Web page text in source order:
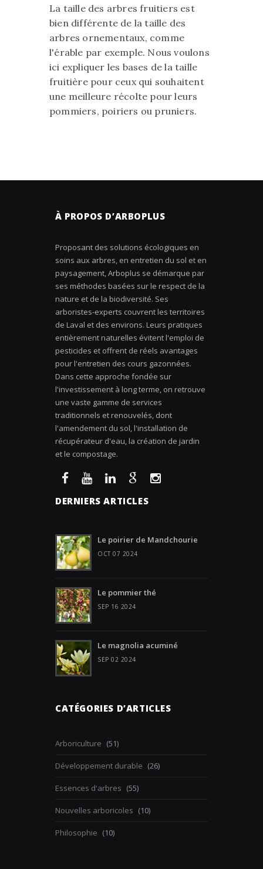
La taille des arbres fruitiers est
bien différente de la taille des
arbres ornementaux, comme
l'érable par exemple. Nous voulons
ici expliquer les bases de la taille
fruitière pour ceux qui souhaitent
une meilleure récolte pour leurs
pommiers, poiriers ou pruniers.
À PROPOS D’ARBOPLUS
Proposant des solutions écologiques en
soins aux arbres, en entretien du sol et en
paysagement, Arboplus se démarque par
ses méthodes basées sur le respect de la
nature et de la biodiversité. Ses
arboristes-experts couvrent les territoires
de Laval et des environs. Leurs pratiques
entièrement naturelles évitent l'emploi de
pesticides et offrent de réels avantages
pour l'entretien des cours gazonnées.
Dans cette approche fondée sur
l'investissement à long terme, on retrouve
une vaste gamme de services
traditionnels et renouvelés, dont
l'amendement du sol, l'installation de
récupérateur d'eau, la création de jardin
et le compostage.
DERNIERS ARTICLES
Le poirier de Mandchourie
OCT 07 2024
Le pommier thé
SEP 16 2024
Le magnolia acuminé
SEP 02 2024
CATÉGORIES D’ARTICLES
Arboriculture (51)
Développement durable (26)
Essences d'arbres (55)
Nouvelles arboricoles (10)
Philosophie (10)